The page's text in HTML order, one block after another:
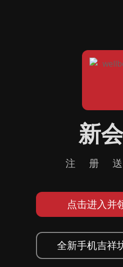
新
注册
点击进入并
全新手机吉祥